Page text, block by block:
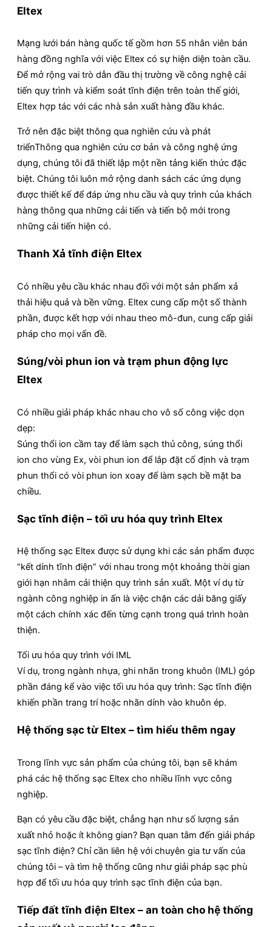
Eltex
Mạng lưới bán hàng quốc tế gồm hơn 55 nhân viên bán
hàng đồng nghĩa với việc Eltex có sự hiện diện toàn cầu.
Để mở rộng vai trò dẫn đầu thị trường về công nghệ cải
tiến quy trình và kiểm soát tĩnh điện trên toàn thế giới,
Eltex hợp tác với các nhà sản xuất hàng đầu khác.
Trở nên đặc biệt thông qua nghiên cứu và phát
triểnThông qua nghiên cứu cơ bản và công nghệ ứng
dụng, chúng tôi đã thiết lập một nền tảng kiến thức đặc
biệt. Chúng tôi luôn mở rộng danh sách các ứng dụng
được thiết kế để đáp ứng nhu cầu và quy trình của khách
hàng thông qua những cải tiến và tiến bộ mới trong
những cải tiến hiện có.
Thanh Xả tĩnh điện Eltex
Có nhiều yêu cầu khác nhau đối với một sản phẩm xả
thải hiệu quả và bền vững. Eltex cung cấp một số thành
phần, được kết hợp với nhau theo mô-đun, cung cấp giải
pháp cho mọi vấn đề.
Súng/vòi phun ion và trạm phun động lực
Eltex
Có nhiều giải pháp khác nhau cho vô số công việc dọn
dẹp:
Súng thổi ion cầm tay để làm sạch thủ công, súng thổi
ion cho vùng Ex, vòi phun ion để lắp đặt cố định và trạm
phun thổi có vòi phun ion xoay để làm sạch bề mặt ba
chiều.
Sạc tĩnh điện – tối ưu hóa quy trình Eltex
Hệ thống sạc Eltex được sử dụng khi các sản phẩm được
“kết dính tĩnh điện” với nhau trong một khoảng thời gian
giới hạn nhằm cải thiện quy trình sản xuất. Một ví dụ từ
ngành công nghiệp in ấn là việc chặn các dải băng giấy
một cách chính xác đến từng cạnh trong quá trình hoàn
thiện.
Tối ưu hóa quy trình với IML
Ví dụ, trong ngành nhựa, ghi nhãn trong khuôn (IML) góp
phần đáng kể vào việc tối ưu hóa quy trình: Sạc tĩnh điện
khiến phần trang trí hoặc nhãn dính vào khuôn ép.
Hệ thống sạc từ Eltex – tìm hiểu thêm ngay
Trong lĩnh vực sản phẩm của chúng tôi, bạn sẽ khám
phá các hệ thống sạc Eltex cho nhiều lĩnh vực công
nghiệp.
Bạn có yêu cầu đặc biệt, chẳng hạn như số lượng sản
xuất nhỏ hoặc ít không gian? Bạn quan tâm đến giải pháp
sạc tĩnh điện? Chỉ cần liên hệ với chuyên gia tư vấn của
chúng tôi – và tìm hệ thống cũng như giải pháp sạc phù
hợp để tối ưu hóa quy trình sạc tĩnh điện của bạn.
Tiếp đất tĩnh điện Eltex – an toàn cho hệ thống